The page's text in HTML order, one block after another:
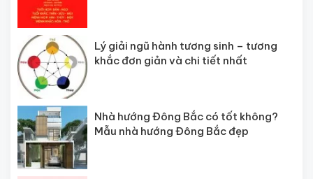
Lý giải ngũ hành tương sinh – tương
khắc đơn giản và chi tiết nhất
Nhà hướng Đông Bắc có tốt không?
Mẫu nhà hướng Đông Bắc đẹp